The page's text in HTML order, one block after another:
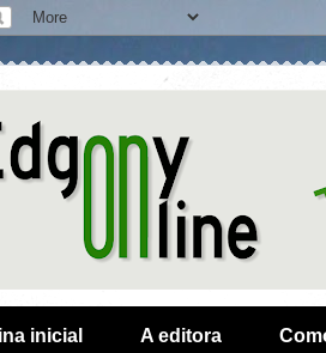
inicial A editora